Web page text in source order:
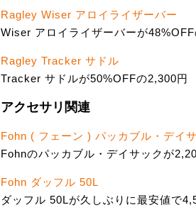
Ragley Wiser アロイライザーバー
Wiser アロイライザーバーが
Ragley Tracker サドル
Tracker サドルが50%OFFの2,300円
アクセサリ関連
Fohn ( フェーン ) パッカブル・デイ
Fohnのパッカブル・デイサックが
Fohn ダッフル 50L
ダッフル 50Lが久しぶりに最安値で